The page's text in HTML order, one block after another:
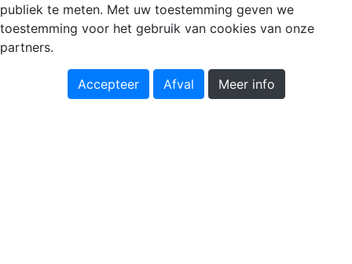
publiek te meten. Met uw toestemming geven we
toestemming voor het gebruik van cookies van onze
partners.
Accepteer Afval Meer info